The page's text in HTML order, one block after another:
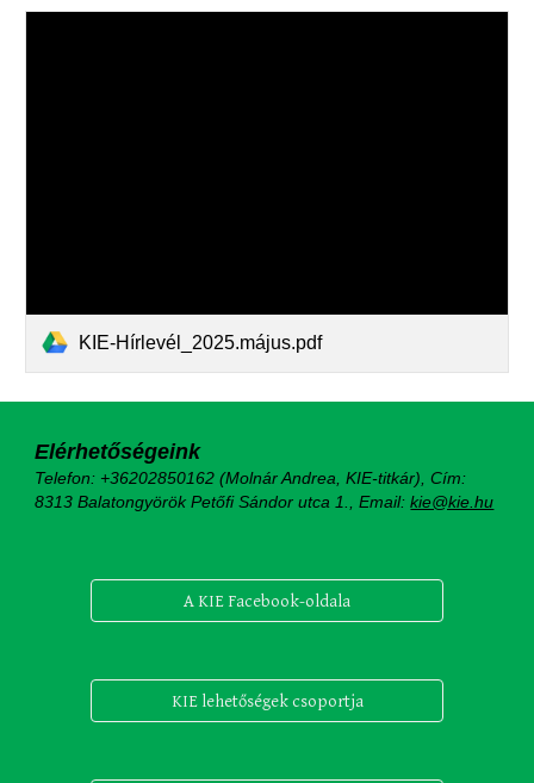
KIE-Hírlevél_2025.május.pdf
Elérhetőségeink
Telefon: +36202850162 (Molnár Andrea, KIE-titkár), Cím:
8313 Balatongyörök Petőfi Sándor utca 1.,Email:kie@kie.hu
A KIE Facebook-oldala
KIE lehetőségek csoportja